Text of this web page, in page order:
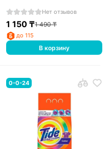
Нет отзывов
1 150 ₸1 490₸
до 115
В корзину
0-0-24